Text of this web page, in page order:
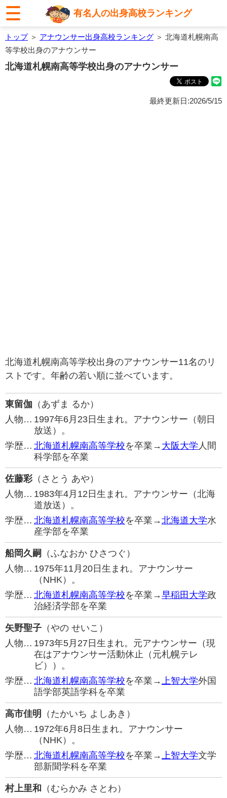
有名人の出身高校ランキング
トップ＞ アナウンサー出身高校ランキング ＞ 北海道札幌南高
等学校出身のアナウンサー
北海道札幌南高等学校出身のアナウンサー
最終更新日:2026/5/15
北海道札幌南高等学校出身のアナウンサー11名のリ
ストです。年齢の若い順に並べています。
東留伽 （あずま るか）
人物… 1997年6月23日生まれ。アナウンサー（朝日
放送）。
学歴… 北海道札幌南高等学校を卒業→ 大阪大学 人間
科学部を卒業
佐藤彩（さとう あや）
人物… 1983年4月12日生まれ。アナウンサー（北海
道放送）。
学歴… 北海道札幌南高等学校を卒業→北海道大学水
産学部を卒業
船岡久嗣 （ふなおか ひさつぐ）
人物… 1975年11月20日生まれ。アナウンサー
（NHK）。
学歴… 北海道札幌南高等学校を卒業→早稲田大学政
治経済学部を卒業
矢野聖子 （やの せいこ）
人物… 1973年5月27日生まれ。元アナウンサー（現
在はアナウンサー活動休止（元札幌テレ
ビ））。
学歴… 北海道札幌南高等学校を卒業→上智大学外国
語学部英語学科を卒業
高市佳明
（たかいち よしあき）
人物… 1972年6月8日生まれ。アナウンサー
（NHK）。
学歴… 北海道札幌南高等学校を卒業→上智大学文学
部新聞学科を卒業
村上里和
（むらかみ さとわ）